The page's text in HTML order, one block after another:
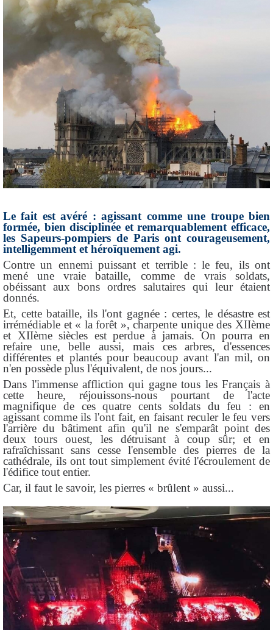
Le fait est avéré : agissant comme une troupe bien
formée, bien disciplinée et remarquablement efficace,
les Sapeurs-pompiers de Paris ont courageusement,
intelligemment et héroïquement agi.
Contre un ennemi puissant et terrible : le feu, ils ont
mené une vraie bataille, comme de vrais soldats,
obéissant aux bons ordres salutaires qui leur étaient
donnés.
Et, cette bataille, ils l'ont gagnée : certes, le désastre est
irrémédiable et « la forêt », charpente unique des XIIème
et XIIème siècles est perdue à jamais. On pourra en
refaire une, belle aussi, mais ces arbres, d'essences
différentes et plantés pour beaucoup avant l'an mil, on
n'en possède plus l'équivalent, de nos jours...
Dans l'immense affliction qui gagne tous les Français à
cette heure, réjouissons-nous pourtant de l'acte
magnifique de ces quatre cents soldats du feu : en
agissant comme ils l'ont fait, en faisant reculer le feu vers
l'arrière du bâtiment afin qu'il ne s'emparât point des
deux tours ouest, les détruisant à coup sûr; et en
rafraîchissant sans cesse l'ensemble des pierres de la
cathédrale, ils ont tout simplement évité l'écroulement de
l'édifice tout entier.
Car, il faut le savoir, les pierres « brûlent » aussi...